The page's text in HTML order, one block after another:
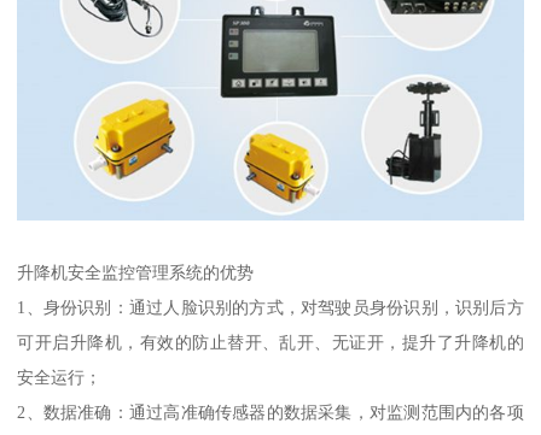
升降机安全监控管理系统的优势
1、身份识别：通过人脸识别的方式，对驾驶员身份识别，识别后方
可开启升降机，有效的防止替开、乱开、无证开，提升了升降机的
安全运行；
2、数据准确：通过高准确传感器的数据采集，对监测范围内的各项